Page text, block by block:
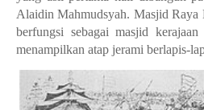
Alaidin Mahmudsyah. Masjid Raya
berfungsi sebagai masjid
menampilkan atap jerami berlapis-